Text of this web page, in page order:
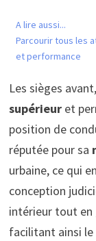
A lire aussi...
Parcourir tous les
et performance
Les sièges
supérieuret
position de
réputée pour sa
urbaine, ce qui
conception
intérieur tout en
facilitant ainsi